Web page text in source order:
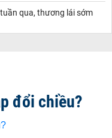
qua, thương lái sớm
đổi chiều?